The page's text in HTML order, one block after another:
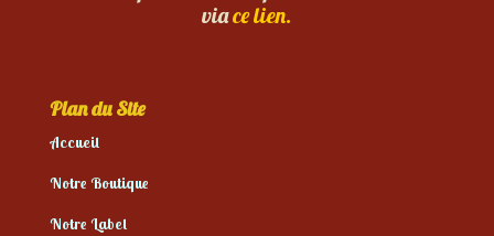
viace lien.
Plan du Site
Accueil
Notre Boutique
Notre Label